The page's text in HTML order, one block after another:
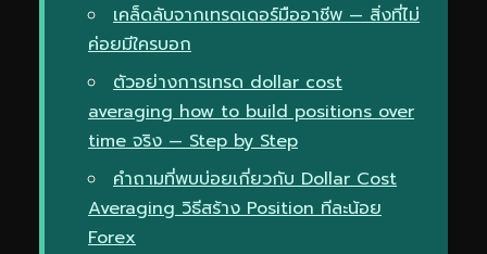
เคล็ดลับจากเทรดเดอร์มืออาชีพ — สิ่งที่ไม่
ค่อยมีใครบอก
ตัวอย่างการเทรด dollar cost
averaging how to build positions over
time จริง — Step by Step
คำถามที่พบบ่อยเกี่ยวกับ Dollar Cost
Averaging วิธีสร้าง Position ทีละน้อย
Forex